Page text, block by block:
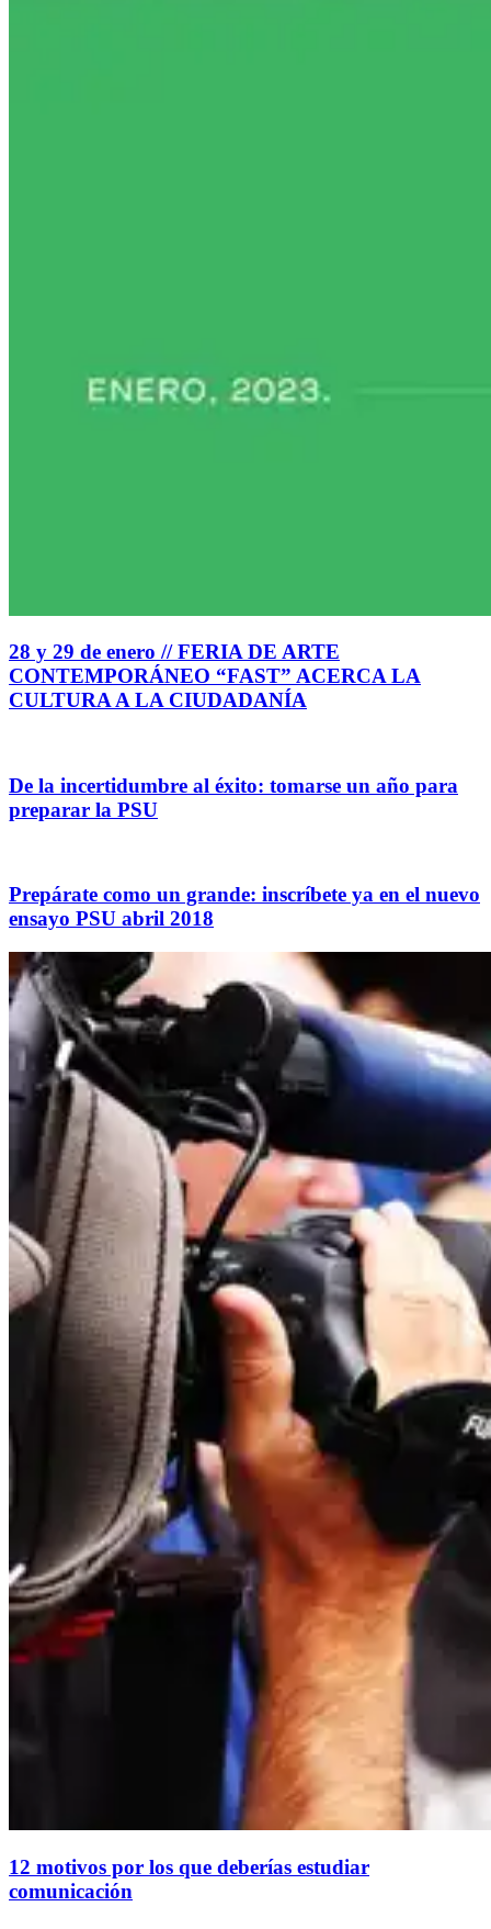
28 y 29 de enero // FERIA DE ARTE
CONTEMPORÁNEO “FAST” ACERCA LA
CULTURA A LA CIUDADANÍA
De la incertidumbre al éxito: tomarse un año para
preparar la PSU
Prepárate como un grande: inscríbete ya en el nuevo
ensayo PSU abril 2018
12 motivos por los que deberías estudiar
comunicación